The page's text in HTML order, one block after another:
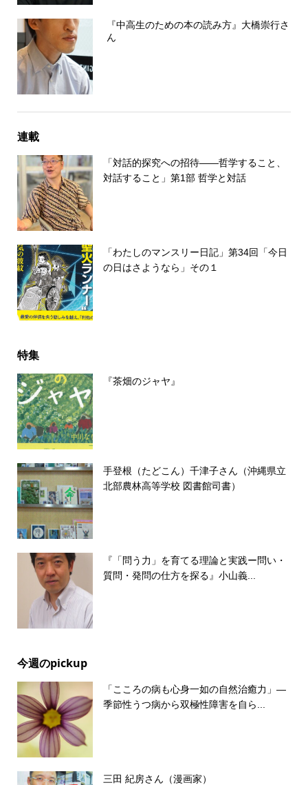
『中高生のための本の読み方』大橋崇行さ
ん
連載
「対話的探究への招待――哲学すること、
対話すること」第1部 哲学と対話
「わたしのマンスリー日記」第34回「今日
の日はさようなら」その１
特集
『茶畑のジャヤ』
手登根（たどこん）千津子さん（沖縄県立
北部農林高等学校 図書館司書）
『「問う力」を育てる理論と実践ー問い・
質問・発問の仕方を探る』小山義...
今週のpickup
「こころの病も心身一如の自然治癒力」―
季節性うつ病から双極性障害を自ら...
三田 紀房さん（漫画家）